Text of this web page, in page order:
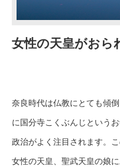
女性の天皇がおら
奈良時代は仏教にとても傾
に国分寺こくぶんじという
政治がよく注目されます。
女性の天皇、聖武天皇の娘